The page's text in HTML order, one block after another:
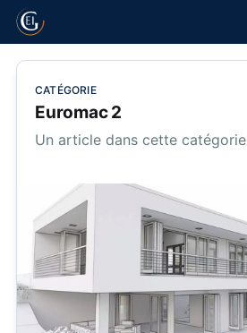
CATÉGORIE
Euromac 2
Un article dans cette catégorie